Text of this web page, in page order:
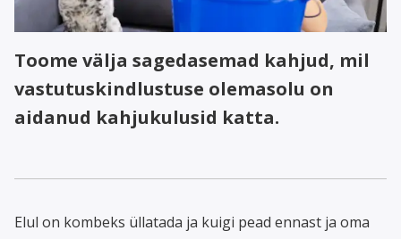
Toome välja sagedasemad kahjud, mil
vastutuskindlustuse olemasolu on
aidanud kahjukulusid katta.
Elul on kombeks üllatada ja kuigi pead ennast ja oma